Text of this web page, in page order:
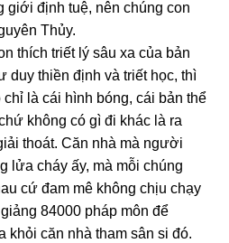
giới định tuệ, nên chúng con
Thủy.
thích triết lý sâu xa của bản
duy thiền định và triết học, thì
là cái hình bóng, cái bản thể
không có gì đi khác là ra
thoát. Căn nhà mà người
lửa cháy ấy, mà mỗi chúng
cứ đam mê không chịu chạy
84000 pháp môn để
khỏi căn nhà tham sân si đó.